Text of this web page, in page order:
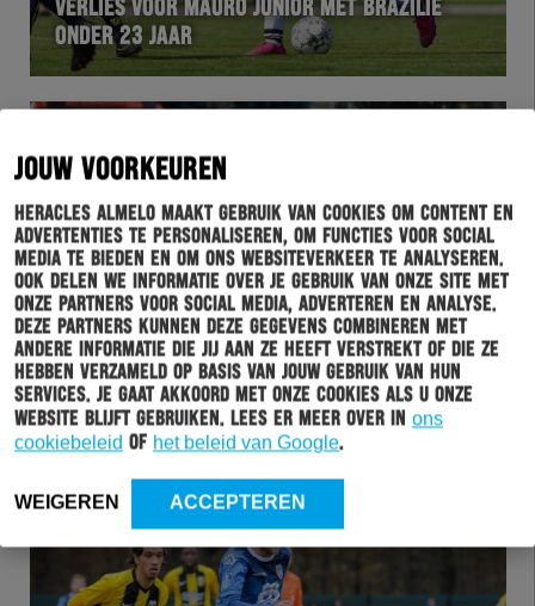
JOUW VOORKEUREN
Heracles Almelo maakt gebruik van cookies om content en
advertenties te personaliseren, om functies voor social
media te bieden en om ons websiteverkeer te analyseren.
Ook delen we informatie over je gebruik van onze site met
onze partners voor social media, adverteren en analyse.
Deze partners kunnen deze gegevens combineren met
andere informatie die jij aan ze heeft verstrekt of die ze
hebben verzameld op basis van jouw gebruik van hun
services. Je gaat akkoord met onze cookies als u onze
website blijft gebruiken. Lees er meer over in ons
cookiebeleid of het beleid van Google.
WEIGEREN ACCEPTEREN
VERLIES VOOR MAURO JUNIOR MET BRAZILIË
ONDER 23 JAAR
HERACLES 17-11-2019
KIOMOURTZOGLOU KAN MET GOEDE INVALBEURT
NEDERLAAG NIET VOORKOMEN